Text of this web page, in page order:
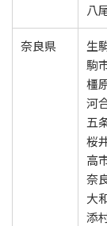
八
奈良県
生
駒
橿
河
五
桜
高
奈
大
添